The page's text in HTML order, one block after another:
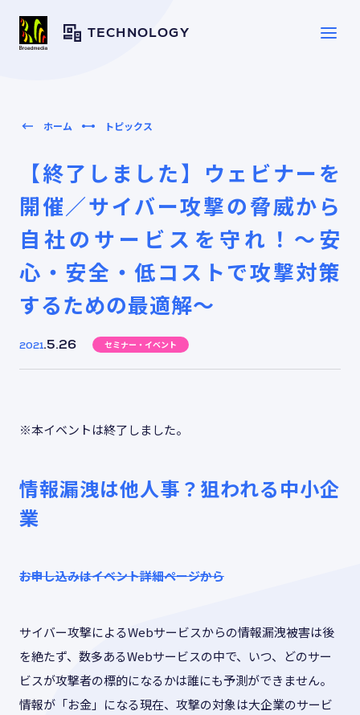
TECHNOLOGY
サービス一覧
SOLUTION
ソリューション
導入事例
トピックス
RESOURCES
お役立ち情報
事業紹介
ホーム トピックス
【終了しました】ウェビナーを
開催／サイバー攻撃の脅威から
自社のサービスを守れ！～安
心・安全・低コストで攻撃対策
するための最適解～
2021.5.26 セミナー・イベント
※本イベントは終了しました。
情報漏洩は他人事？狙われる中小企
業
お申し込みはイベント詳細ページから
サイバー攻撃によるWebサービスからの情報漏洩被害は後
を絶たず、数多あるWebサービスの中で、いつ、どのサー
ビスが攻撃者の標的になるかは誰にも予測ができません。
情報が「お金」になる現在、攻撃の対象は大企業のサービ